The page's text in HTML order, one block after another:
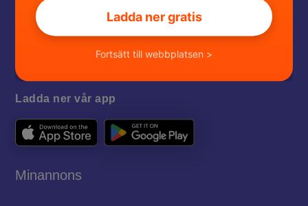
Ladda ner gratis
Fortsätt till webbplatsen >
Ladda ner vår app
Minannons